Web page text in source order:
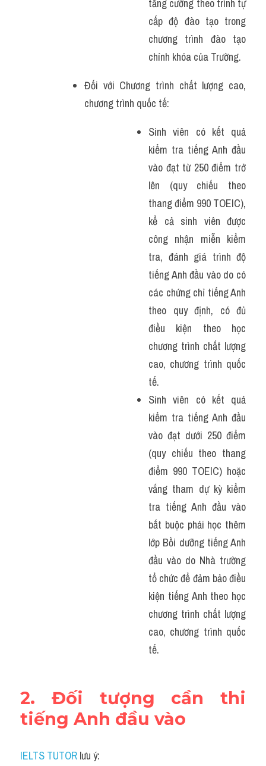
tăng cường theo trình tự
cấp độ đào tạo trong
chương trình đào tạo
chính khóa của Trường.
Đối với Chương trình chất lượng cao,
chương trình quốc tế:
Sinh viên có kết quả
kiểm tra tiếng Anh đầu
vào đạt từ 250 điểm trở
lên (quy chiếu theo
thang điểm 990 TOEIC),
kể cả sinh viên được
công nhận miễn kiểm
tra, đánh giá trình độ
tiếng Anh đầu vào do có
các chứng chỉ tiếng Anh
theo quy định, có đủ
điều kiện theo học
chương trình chất lượng
cao, chương trình quốc
tế.
Sinh viên có kết quả
kiểm tra tiếng Anh đầu
vào đạt dưới 250 điểm
(quy chiếu theo thang
điểm 990 TOEIC) hoặc
vắng tham dự kỳ kiểm
tra tiếng Anh đầu vào
bắt buộc phải học thêm
lớp Bồi dưỡng tiếng Anh
đầu vào do Nhà trường
tổ chức để đảm bảo điều
kiện tiếng Anh theo học
chương trình chất lượng
cao, chương trình quốc
tế.
2. Đối tượng cần thi
tiếng Anh đầu vào
IELTS TUTOR lưu ý: